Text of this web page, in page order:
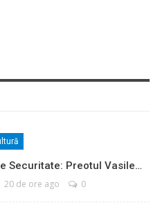
Securitate: Preotul Vasile…
20 de ore ago 0